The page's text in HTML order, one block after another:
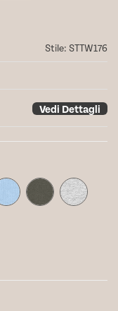
Stile: STTW176
Vedi Dettagli